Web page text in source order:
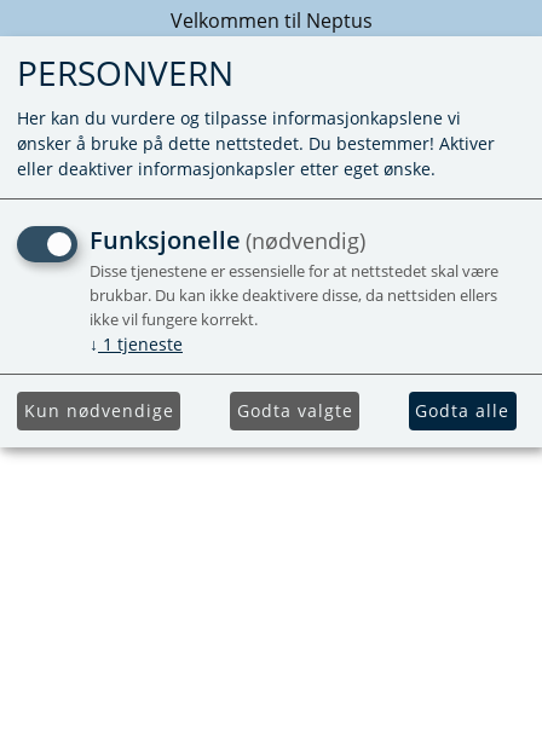
Velkommen til Neptus
KABEL 5M FOR
ENERGIVELGER C6002EH
Utgående
PERSONVERN
Her kan du vurdere og tilpasse informasjonkapslene vi
ønsker å bruke på dette nettstedet. Du bestemmer! Aktiver
eller deaktiver informasjonkapsler etter eget ønske.
Funksjonelle (nødvendig)
Disse tjenestene er essensielle for at nettstedet skal være
brukbar. Du kan ikke deaktivere disse, da nettsiden ellers
ikke vil fungere korrekt.
↓ 1 tjeneste
Kun nødvendige Godta valgte Godta alle